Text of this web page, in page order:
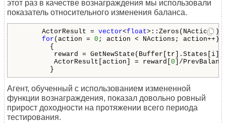
этот раз в качестве вознаграждения мы использовали
показатель относительного изменения баланса.
ActorResult = vector<float>::Zeros(NActions);
for (action = 0 ; action < NActions; action++)
{
reward =
ActorResult[action] = reward[ 0 ]/
Агент, обученный с использованием измененной
функции вознаграждения, показал довольно ровный
прирост доходности на протяжении всего периода
тестирования.